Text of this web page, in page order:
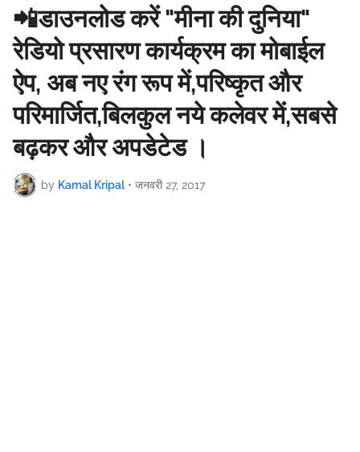
📲डाउनलोड करें "मीना की दुनिया"
रेडियो प्रसारण कार्यक्रम का मोबाईल
ऐप, अब नए रंग रूप में,परिष्कृत और
परिमार्जित,बिलकुल नये कलेवर में,सबसे
बढ़कर और अपडेटेड ।
by Kamal Kripal • जनवरी 27, 2017